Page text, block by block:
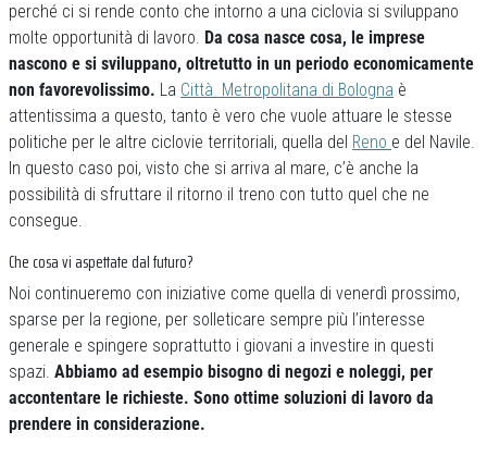
perché ci si rende conto che intorno a una ciclovia si sviluppano
molte opportunità di lavoro. Da cosa nasce cosa, le imprese
nascono e si sviluppano, oltretutto in un periodo economicamente
non favorevolissimo. La Città Metropolitana di Bologna è
attentissima a questo, tanto è vero che vuole attuare le stesse
politiche per le altre ciclovie territoriali, quella del Reno e del Navile.
In questo caso poi, visto che si arriva al mare, c’è anche la
possibilità di sfruttare il ritorno il treno con tutto quel che ne
consegue.
Che cosa vi aspettate dal futuro?
Noi continueremo con iniziative come quella di venerdì prossimo,
sparse per la regione, per solleticare sempre più l’interesse
generale e spingere soprattutto i giovani a investire in questi
spazi. Abbiamo ad esempio bisogno di negozi e noleggi, per
accontentare le richieste. Sono ottime soluzioni di lavoro da
prendere in considerazione.